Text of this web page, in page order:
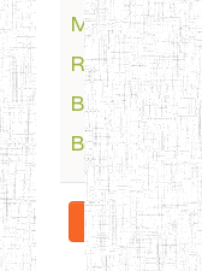
More
Must
Read
Before
Buying